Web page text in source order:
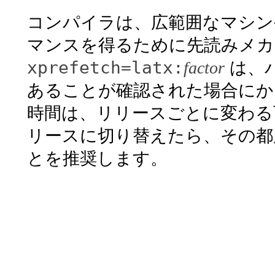
コンパイラは、広範囲なマシ
マンスを得るために先読みメ
xprefetch=latx: factor は、
あることが確認された場合に
時間は、リリースごとに変わ
リースに切り替えたら、その
とを推奨します。